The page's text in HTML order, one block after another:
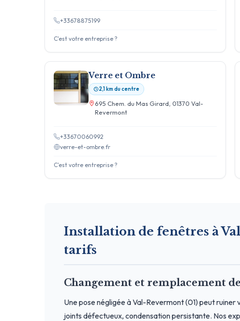
+33678875199
C'est votre entreprise ?
Verre et Ombre
2,1 km du centre
695 Chem. du Mas Girard, 01370 Val-
Revermont
+33670060992
verre-et-ombre.fr
C'est votre entreprise ?
Installation de fenêtres à
tarifs
Changement et remplacement
Une pose négligée à Val-Revermont (01) peut
joints défectueux, condensation persistante. Nos